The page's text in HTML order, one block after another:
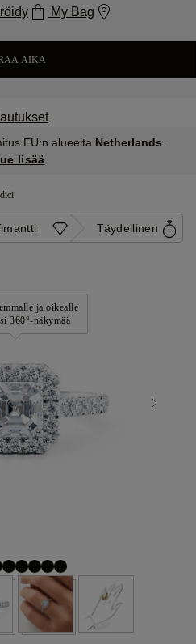
My Bag
AIKA
EU:n alueelta Netherlands.
lisää
Täydellinen
ja oikealle
360°-näkymää